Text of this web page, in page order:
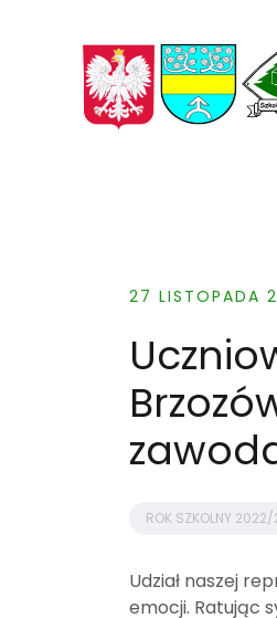
27 LISTOPADA
ROK SZKOLNY
Udział naszej
emocji. Ratując